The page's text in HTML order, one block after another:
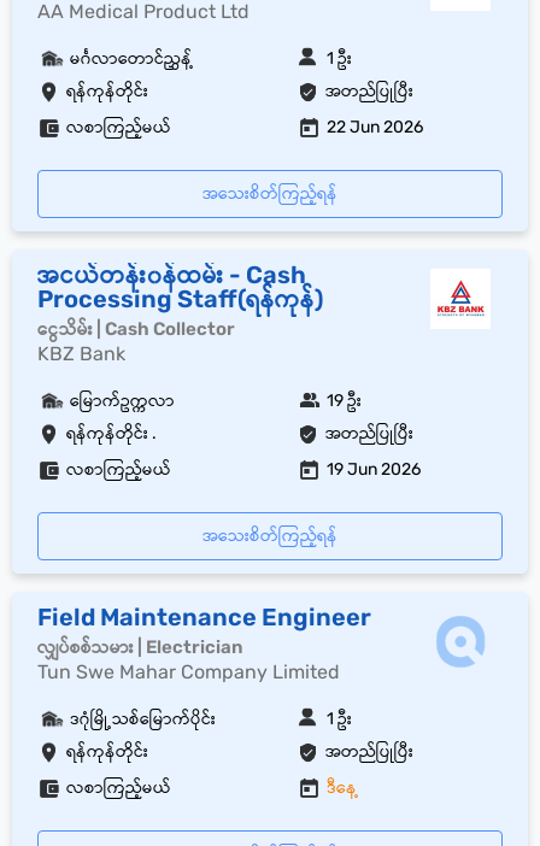
AA Medical Product Ltd
ရန်ကုန်တိုင်း အတည်ပြုပြီး
မင်္ဂလာတောင်ညွှန့် 1 ဦး
လစာကြည့်မယ် 22 Jun 2026
အသေးစိတ်ကြည့်ရန်
အငယ်တန်း၀န်ထမ်း - Cash
Processing Staff(ရန်ကုန်)
ငွေသိမ်း | Cash Collector
KBZ Bank
ရန်ကုန်တိုင်း . အတည်ပြုပြီး
မြောက်ဥက္ကလာ 19 ဦး
လစာကြည့်မယ် 19 Jun 2026
အသေးစိတ်ကြည့်ရန်
Field Maintenance Engineer
လျှပ်စစ်သမား | Electrician
Tun Swe Mahar Company Limited
ရန်ကုန်တိုင်း အတည်ပြုပြီး
ဒဂုံမြို့သစ်မြောက်ပိုင်း 1 ဦး
လစာကြည့်မယ် ဒီနေ့